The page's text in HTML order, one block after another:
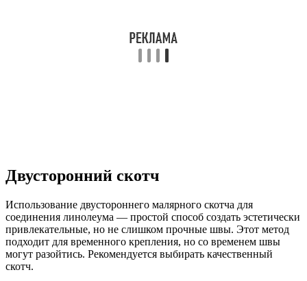
Двусторонний скотч
Использование двустороннего малярного скотча для
соединения линолеума — простой способ создать эстетически
привлекательные, но не слишком прочные швы. Этот метод
подходит для временного крепления, но со временем швы
могут разойтись. Рекомендуется выбирать качественный
скотч.